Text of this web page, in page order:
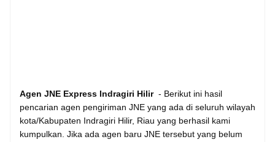
Agen JNE Express Indragiri Hilir- Berikut ini hasil
pencarian agen pengiriman JNE yang ada di seluruh wilayah
kota/Kabupaten Indragiri Hilir, Riau yang berhasil kami
kumpulkan. Jika ada agen baru JNE tersebut yang belum